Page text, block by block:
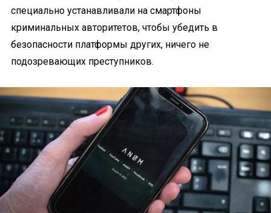
специально устанавливали на смартфоны
криминальных авторитетов, чтобы убедить в
безопасности платформы других, ничего не
подозревающих преступников.